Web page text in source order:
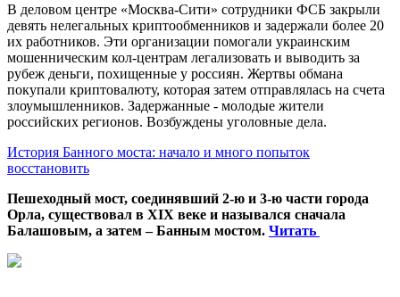
В деловом центре «Москва-Сити» сотрудники ФСБ закрыли
девять нелегальных криптообменников и задержали более 20
их работников. Эти организации помогали украинским
мошенническим кол-центрам легализовать и выводить за
рубеж деньги, похищенные у россиян. Жертвы обмана
покупали криптовалюту, которая затем отправлялась на счета
злоумышленников. Задержанные - молодые жители
российских регионов. Возбуждены уголовные дела.
История Банного моста: начало и много попыток
восстановить
Пешеходный мост, соединявший 2-ю и 3-ю части города
Орла, существовал в XIX веке и назывался сначала
Балашовым, а затем – Банным мостом. Читать